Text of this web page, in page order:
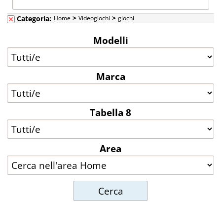
Tabella 8
Stereo
Hardware
Videogiochi
News
Categoria: Home > Videogiochi > giochi
Modelli
Marca
Tabella 8
Area